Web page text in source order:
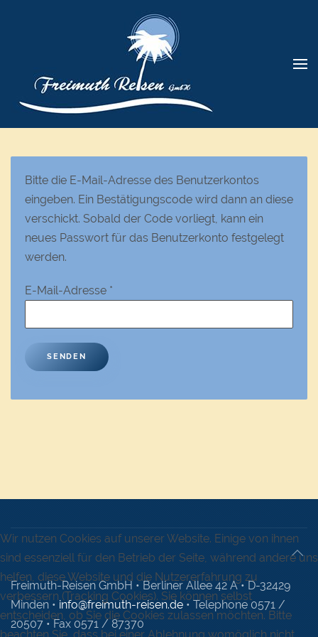
Bitte die E-Mail-Adresse des Benutzerkontos
eingeben. Ein Bestätigungscode wird dann an diese
verschickt. Sobald der Code vorliegt, kann ein
neues Passwort für das Benutzerkonto festgelegt
werden.
E-Mail-Adresse *
SENDEN
Freimuth-Reisen GmbH • Berliner Allee 42 A • D-32429
Minden •info@freimuth-reisen.de• Telephone 0571 /
20507 • Fax 0571 / 87370
Wir nutzen Cookies auf unserer Website. Einige von ihnen
sind essenziell für den Betrieb der Seite, während andere uns
helfen, diese Website und die Nutzererfahrung zu
verbessern (Tracking Cookies). Sie können selbst
entscheiden, ob Sie die Cookies zulassen möchten. Bitte